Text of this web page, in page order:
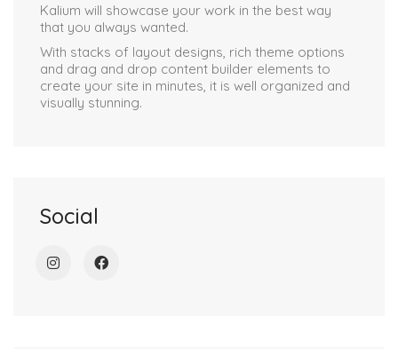
Kalium will showcase your work in the best way
that you always wanted.
With stacks of layout designs, rich theme options
and drag and drop content builder elements to
create your site in minutes, it is well organized and
visually stunning.
Social